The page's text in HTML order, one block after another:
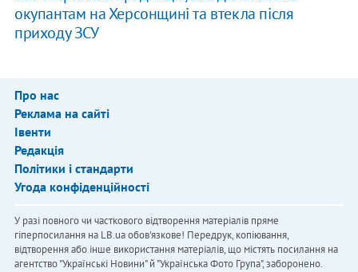
окупантам на Херсонщині та втекла після
приходу ЗСУ
Про нас
Реклама на сайті
Івенти
Редакція
Політики і стандарти
Угода конфіденційності
У разі повного чи часткового відтворення матеріалів пряме
гіперпосилання на LB.ua обов'язкове! Передрук, копіювання,
відтворення або інше використання матеріалів, що містять посилання на
агентство "Українськi Новини" й "Українська Фото Група", заборонено.